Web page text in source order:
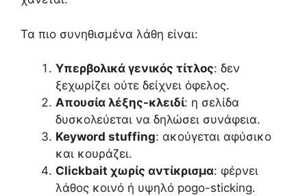
Τα πιο συνηθισμένα λάθη είναι:
Υπερβολικά γενικός τίτλος: δεν
ξεχωρίζει ούτε δείχνει όφελος.
Απουσία λέξης-κλειδί: η σελίδα
δυσκολεύεται να δηλώσει συνάφεια.
Keyword stuffing: ακούγεται αφύσικο
και κουράζει.
Clickbait χωρίς αντίκρισμα: φέρνει
λάθος κοινό ή υψηλό pogo-sticking.